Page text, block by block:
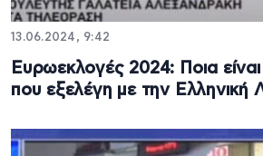
13.06.2024, 9:42
Ευρωεκλογές 2024: Ποια
που εξελέγη με την Ελληνική